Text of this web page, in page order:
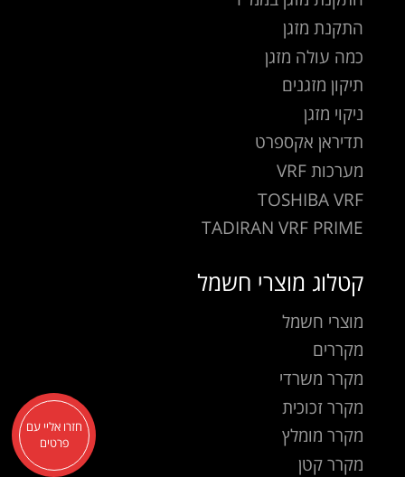
התקנת מזגן
כמה עולה מזגן
תיקון מזגנים
ניקוי מזגן
תדיראן אקספרט
מערכות VRF
TOSHIBA VRF
TADIRAN VRF PRIME
קטלוג מוצרי חשמל
מוצרי חשמל
מקררים
מקרר משרדי
מקרר זכוכית
מקרר מומלץ
מקרר קטן
חזרו אליי עם
פרטים